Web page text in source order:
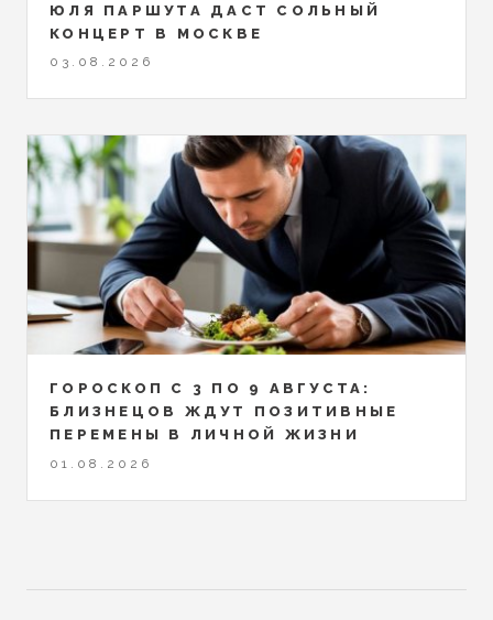
ЮЛЯ ПАРШУТА ДАСТ СОЛЬНЫЙ
КОНЦЕРТ В МОСКВЕ
03.08.2026
ГОРОСКОП С 3 ПО 9 АВГУСТА:
БЛИЗНЕЦОВ ЖДУТ ПОЗИТИВНЫЕ
ПЕРЕМЕНЫ В ЛИЧНОЙ ЖИЗНИ
01.08.2026